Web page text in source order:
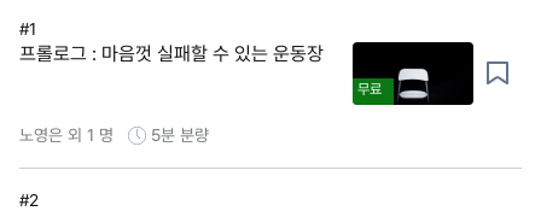
#1
프롤로그 : 마음껏 실패할 수 있는 운동장
무료
노영은 외 1 명 5분 분량
#2